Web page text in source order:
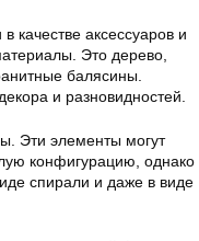
качестве аксессуаров и
Это дерево,
балясины.
и разновидностей.
Эти элементы могут
конфигурацию, однако
спирали и даже в виде